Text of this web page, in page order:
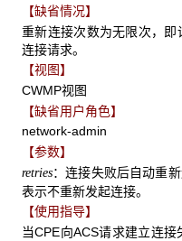
【缺省情况】
重新连接次数为无限次，
连接请求。
【视图】
CWMP视图
【缺省用户角色】
network-admin
【参数】
retries：连接失败后自动重
表示不重新发起连接。
【使用指导】
当CPE向ACS请求建立连